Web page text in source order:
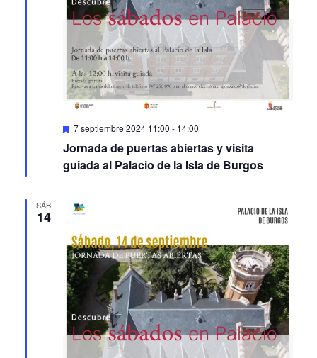
Featured
7 septiembre 2024 11:00 - 14:00
Jornada de puertas abiertas y visita
guiada al Palacio de la Isla de Burgos
SÁB
14